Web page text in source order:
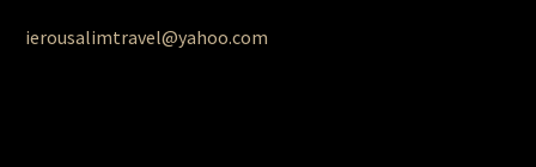
ierousalimtravel@yahoo.com